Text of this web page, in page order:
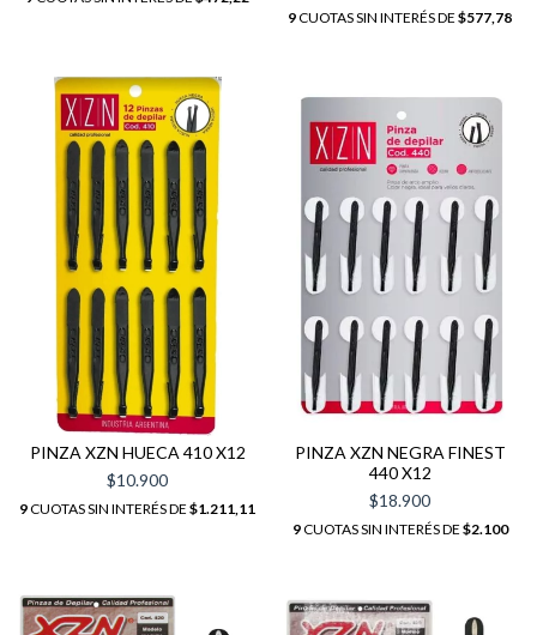
9CUOTAS SIN INTERÉS DE $577,78
PINZA XZN HUECA 410 X12
$10.900
9CUOTAS SIN INTERÉS DE $1.211,11
PINZA XZN NEGRA FINEST
440 X12
$18.900
9CUOTAS SIN INTERÉS DE $2.100